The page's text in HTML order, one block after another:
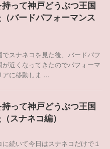
って神戸どうぶつ王国
バードパフォーマンス
スナネコを見た後、バードパフ
が近くなってきたのでパフォーマ
アに移動しま ...
って神戸どうぶつ王国
スナネコ編）
続いて今日はスナネコだけで１